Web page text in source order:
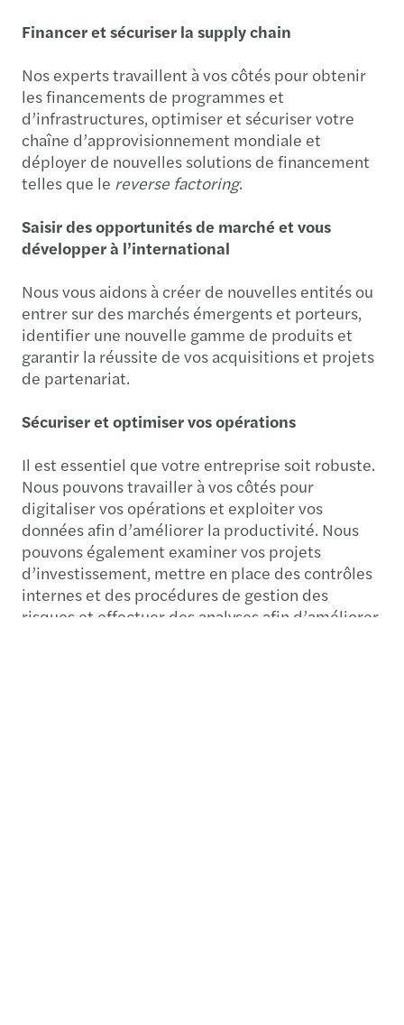
Financer et sécuriser la supply chain
Nos experts travaillent à vos côtés pour obtenir
les financements de programmes et
d’infrastructures, optimiser et sécuriser votre
chaîne d’approvisionnement mondiale et
déployer de nouvelles solutions de financement
telles que le reverse factoring.
Saisir des opportunités de marché et vous
développer à l’international
Nous vous aidons à créer de nouvelles entités ou
entrer sur des marchés émergents et porteurs,
identifier une nouvelle gamme de produits et
garantir la réussite de vos acquisitions et projets
de partenariat.
Sécuriser et optimiser vos opérations
Il est essentiel que votre entreprise soit robuste.
Nous pouvons travailler à vos côtés pour
digitaliser vos opérations et exploiter vos
données afin d’améliorer la productivité. Nous
pouvons également examiner vos projets
d’investissement, mettre en place des contrôles
internes et des procédures de gestion des
risques et effectuer des analyses afin d’améliorer